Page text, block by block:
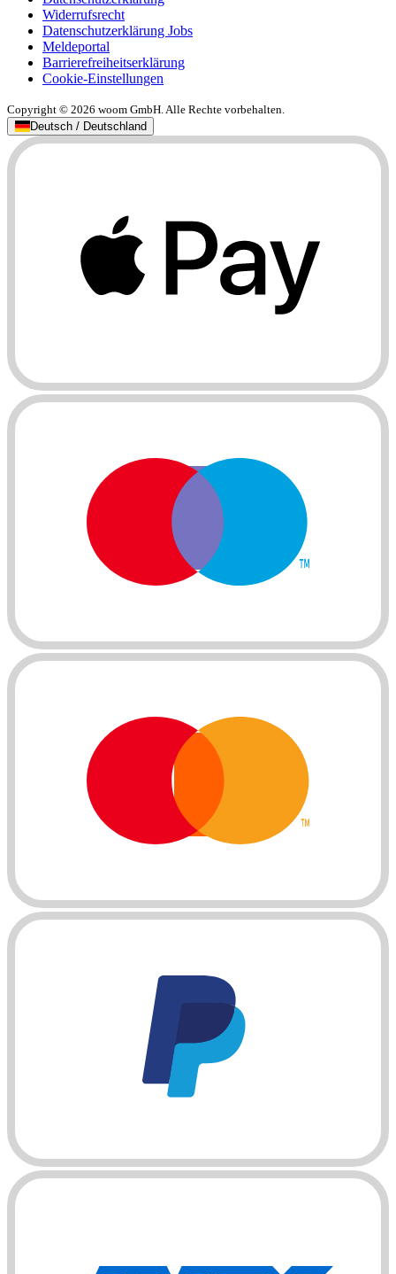
Widerrufsrecht
Datenschutzerklärung Jobs
Meldeportal
Barrierefreiheitserklärung
Cookie-Einstellungen
Copyright © 2026 woom GmbH. Alle Rechte vorbehalten.
Deutsch / Deutschland